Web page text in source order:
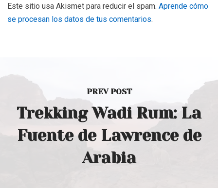
Este sitio usa Akismet para reducir el spam. Aprende cómo
se procesan los datos de tus comentarios.
PREV POST
Trekking Wadi Rum: La
Fuente de Lawrence de
Arabia